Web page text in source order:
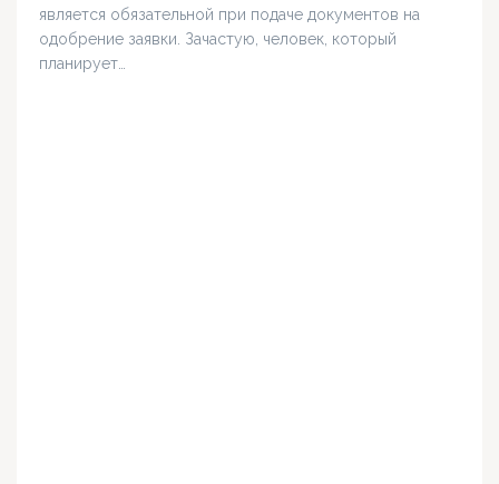
является обязательной при подаче документов на
одобрение заявки. Зачастую, человек, который
планирует…